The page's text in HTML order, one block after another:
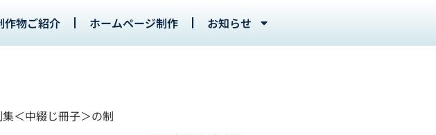
作物ご紹介 ホームページ制作 お知らせ
＜中綴じ冊子＞の制